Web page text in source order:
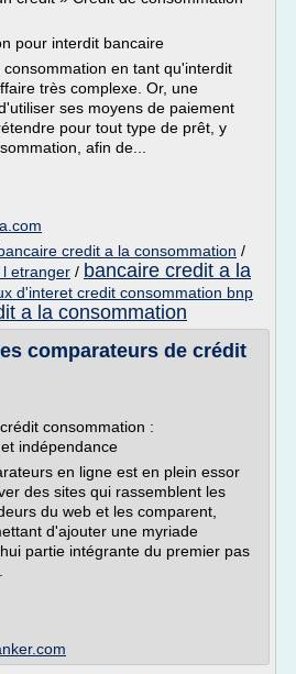
pour interdit bancaire
en tant qu'interdit
très complexe. Or, une
ses moyens de paiement
pour tout type de prêt, y
afin de...
credit a la consommation /
etranger / bancaire credit a la
d'interet credit consommation bnp
a la consommation
comparateurs de crédit
consommation :
indépendance
en ligne est en plein essor
des sites qui rassemblent les
du web et les comparent,
d'ajouter une myriade
partie intégrante du premier pas